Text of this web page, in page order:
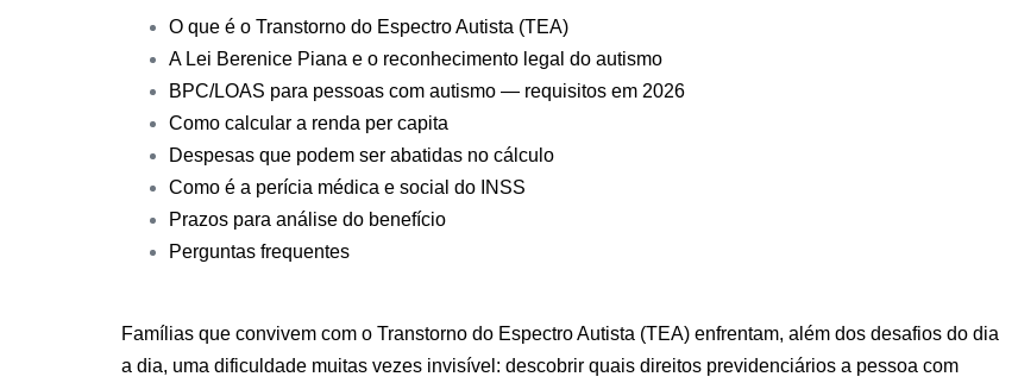
O que é o Transtorno do Espectro Autista (TEA)
A Lei Berenice Piana e o reconhecimento legal do autismo
BPC/LOAS para pessoas com autismo — requisitos em 2026
Como calcular a renda per capita
Despesas que podem ser abatidas no cálculo
Como é a perícia médica e social do INSS
Prazos para análise do benefício
Perguntas frequentes
Famílias que convivem com o Transtorno do Espectro Autista (TEA) enfrentam, além dos desafios do dia
a dia, uma dificuldade muitas vezes invisível: descobrir quais direitos previdenciários a pessoa com